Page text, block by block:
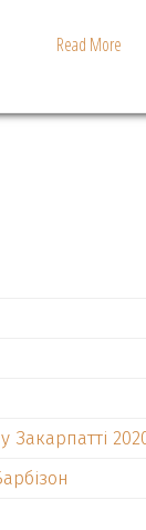
Read More
Закарпатті